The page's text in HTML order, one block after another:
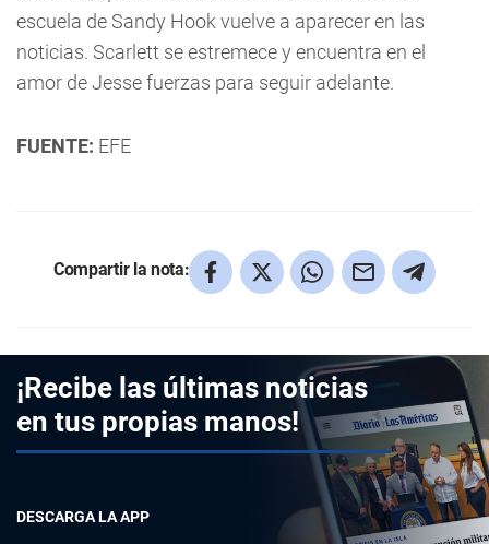
escuela de Sandy Hook vuelve a aparecer en las
noticias. Scarlett se estremece y encuentra en el
amor de Jesse fuerzas para seguir adelante.
FUENTE: EFE
Compartir la nota:
¡Recibe las últimas noticias
en tus propias manos!
DESCARGA LA APP